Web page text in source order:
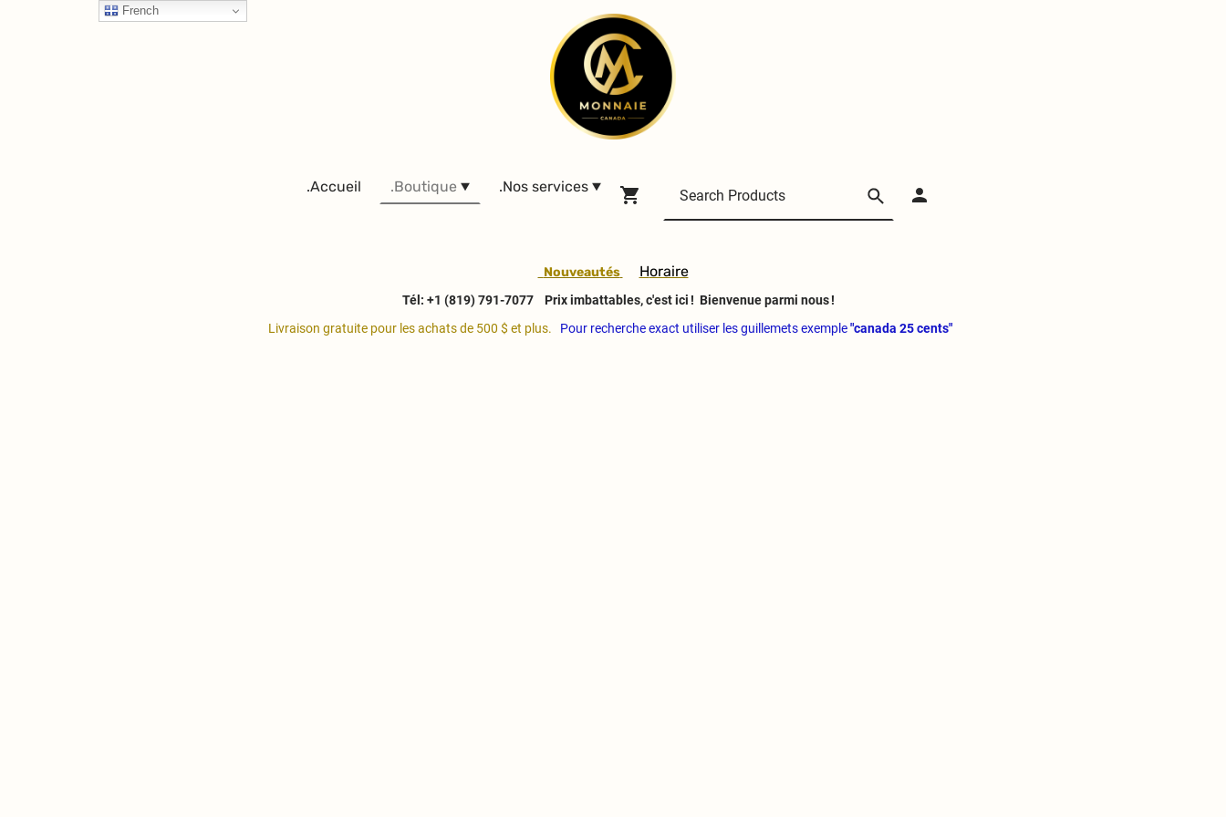
.Accueil .Boutique .Nos services
Nouveautés Horaire
Tél: +1 (819) 791-7077
Prix imbattables, c'est ici ! Bienvenue parmi nous !
Livraison gratuite pour les achats de 500 $ et plus.
Pour recherche exact utiliser les guillemets exemple"canada 25 cents"
French